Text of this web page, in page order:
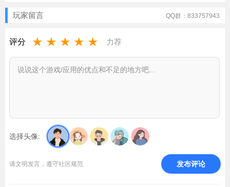
玩家留言 QQ群：833757943
评分 ★ ★ ★ ★ ★ 力荐
选择头像:
请文明发言，遵守社区规范 发布评论